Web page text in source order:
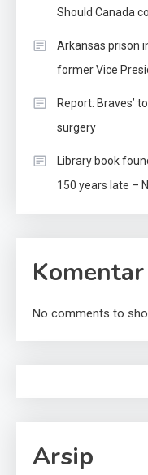
Should Canada
Arkansas prison
former Vice
Report: Braves’
surgery
Library book
150 years late –
No comments to
Arsip